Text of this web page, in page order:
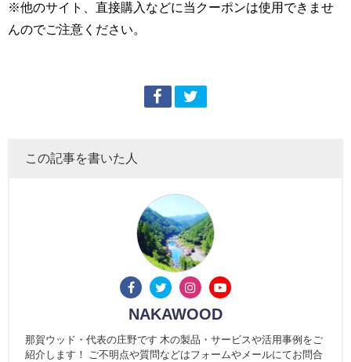
※他のサイト、直接購入などに当クーポンは使用できませ
んのでご注意ください。
この記事を書いた人
NAKAWOOD
那賀ウッド・代表の庄野です 木の製品・サービスや活用事例をご
紹介します！ ご不明点や質問などはフォームやメールにてお問合